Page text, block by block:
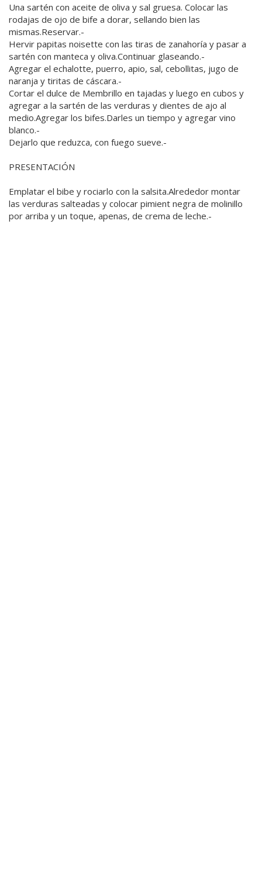
Una sartén con aceite de oliva y sal gruesa. Colocar las
rodajas de ojo de bife a dorar, sellando bien las
mismas.Reservar.-
Hervir papitas noisette con las tiras de zanahoría y pasar a
sartén con manteca y oliva.Continuar glaseando.-
Agregar el echalotte, puerro, apio, sal, cebollitas, jugo de
naranja y tiritas de cáscara.-
Cortar el dulce de Membrillo en tajadas y luego en cubos y
agregar a la sartén de las verduras y dientes de ajo al
medio.Agregar los bifes.Darles un tiempo y agregar vino
blanco.-
Dejarlo que reduzca, con fuego sueve.-
PRESENTACIÓN
Emplatar el bibe y rociarlo con la salsita.Alrededor montar
las verduras salteadas y colocar pimient negra de molinillo
por arriba y un toque, apenas, de crema de leche.-